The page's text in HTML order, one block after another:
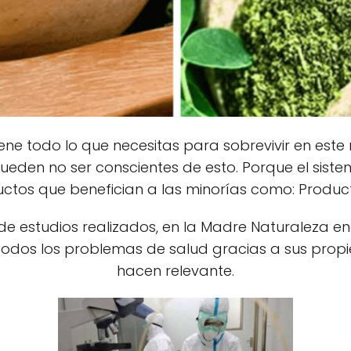
todo lo que necesitas para sobrevivir en este
no ser conscientes de esto. Porque el
que benefician a las minorías como:
estudios realizados, en la Madre Naturaleza
los problemas de salud gracias a sus
hacen relevante.